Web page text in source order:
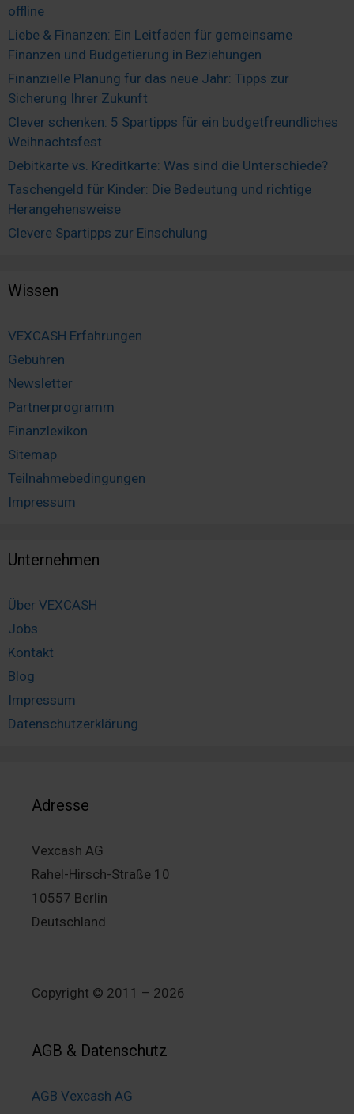
offline
Liebe & Finanzen: Ein Leitfaden für gemeinsame
Finanzen und Budgetierung in Beziehungen
Finanzielle Planung für das neue Jahr: Tipps zur
Sicherung Ihrer Zukunft
Clever schenken: 5 Spartipps für ein budgetfreundliches
Weihnachtsfest
Debitkarte vs. Kreditkarte: Was sind die Unterschiede?
Taschengeld für Kinder: Die Bedeutung und richtige
Herangehensweise
Clevere Spartipps zur Einschulung
Wissen
VEXCASH Erfahrungen
Gebühren
Newsletter
Partnerprogramm
Finanzlexikon
Sitemap
Teilnahmebedingungen
Impressum
Unternehmen
Über VEXCASH
Jobs
Kontakt
Blog
Impressum
Datenschutzerklärung
Adresse
Vexcash AG
Rahel-Hirsch-Straße 10
10557 Berlin
Deutschland
Copyright © 2011 – 2026
AGB & Datenschutz
AGB Vexcash AG